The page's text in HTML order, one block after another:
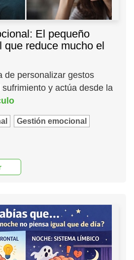
El pequeño
que reduce mucho el
de personalizar gestos
y actúa desde la
Gestión emocional